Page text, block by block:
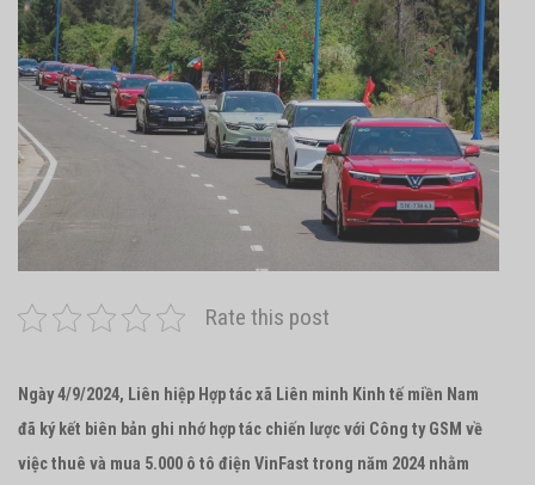
Rate this post
Ngày 4/9/2024, Liên hiệp Hợp tác xã Liên minh Kinh tế miền Nam
đã ký kết biên bản ghi nhớ hợp tác chiến lược với Công ty GSM về
việc thuê và mua 5.000 ô tô điện VinFast trong năm 2024 nhằm